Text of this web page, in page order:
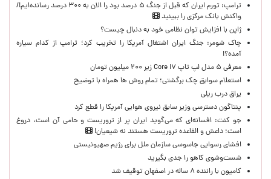
ترامپ: تورم ایران که قبل از جنگ ۵ درصد بود را الان به ۳۰۰ درصد رسانده‌ایم!/
واکنش بانک مرکزی را ببینید
ژاپن با افزایش توان نظامی خود به دنبال چیست؟
چاک شومر: جنگ ایران اشتغال آمریکا را تخریب کرد؛ ترامپ از کدام سیاره
آمده؟!
معرفی ۵ مدل لپ تاپ Core i۷ زیر ۲۰۰ میلیون تومان
استعلام سوابق چک برگشتی؛ تمام روش ها همراه با توضیح
یراق درب ریلی
پنتاگون دسترسی وزیر سابق نیروی هوایی آمریکا را قطع کرد
جو کنت: افسانه‌ای که می‌گوید ایران پر از تروریست و حامی آن است، دروغ
است؛ داعش و القاعده تروریست هستند نه شیعیان!
افشای رسوایی جاسوسی سازمان ملل برای رژیم صهیونیستی
شست‌وشوی کاهو را جدی بگیرید
کامیون با راننده ۸ ساله در اصفهان توقیف شد